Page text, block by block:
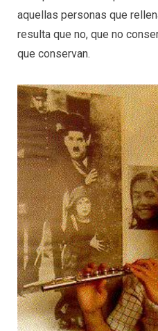
aquellas personas que
resulta que no, que no
que conservan.